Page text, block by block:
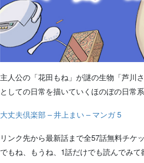
主人公の「花田もね」が謎の生物「芦川
としての日常を描いていくほのぼの日常
大丈夫倶楽部 – 井上まい – マンガ 5
リンク先から最新話まで全57話無料チケ
でもね、もうね、1話だけでも読んでみて